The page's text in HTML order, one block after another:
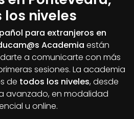
los niveles
para extranjeros en
Academia están
a comunicarte con más
sesiones. La academia
de todos los niveles, desde
avanzado, en modalidad
u online.